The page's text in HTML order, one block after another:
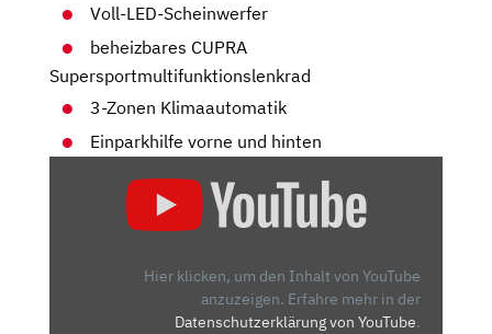
Voll-LED-Scheinwerfer
beheizbares CUPRA
Supersportmultifunktionslenkrad
3-Zonen Klimaautomatik
Einparkhilfe vorne und hinten
FORMENTOR
FACELIFT:
Hier klicken, um den Inhalt von YouTube
anzuzeigen. Erfahre mehr in der
Datenschutzerklärung von YouTube.